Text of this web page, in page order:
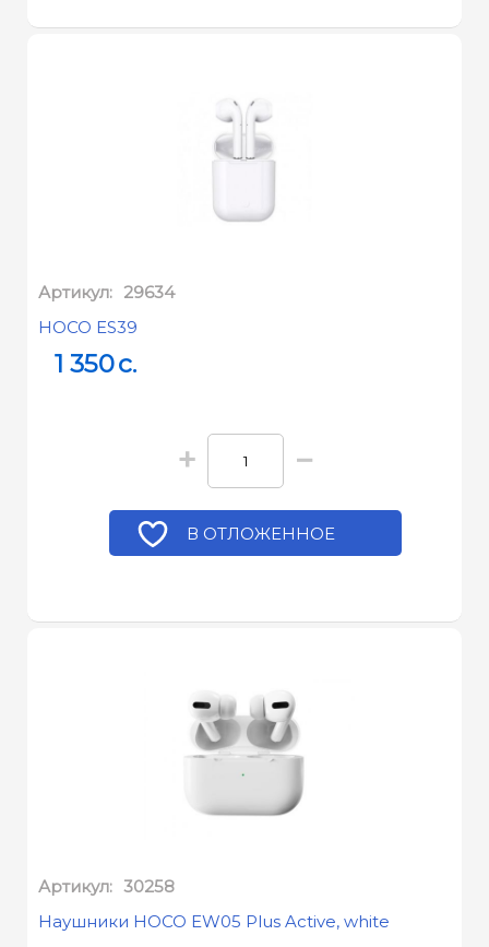
Артикул: 29634
HOCO ES39
1 350c.
+ −
В ОТЛОЖЕННОЕ
Артикул: 30258
Наушники HOCO EW05 Plus Active, white